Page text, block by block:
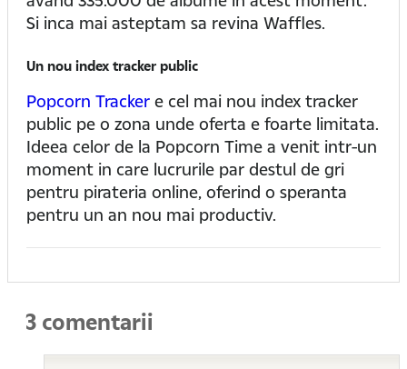
Si inca mai asteptam sa revina Waffles.
Un nou index tracker public
Popcorn Tracker e cel mai nou index tracker
public pe o zona unde oferta e foarte limitata.
Ideea celor de la Popcorn Time a venit intr-un
moment in care lucrurile par destul de gri
pentru pirateria online, oferind o speranta
pentru un an nou mai productiv.
3 comentarii